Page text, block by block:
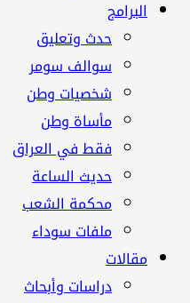
البرامج
حدث وتعليق
سوالف سومر
شخصيات وطن
مأساة وطن
فقط في العراق
حديث الساعة
محكمة الشعب
ملفات سوداء
مقالات
دراسات وأبحاث